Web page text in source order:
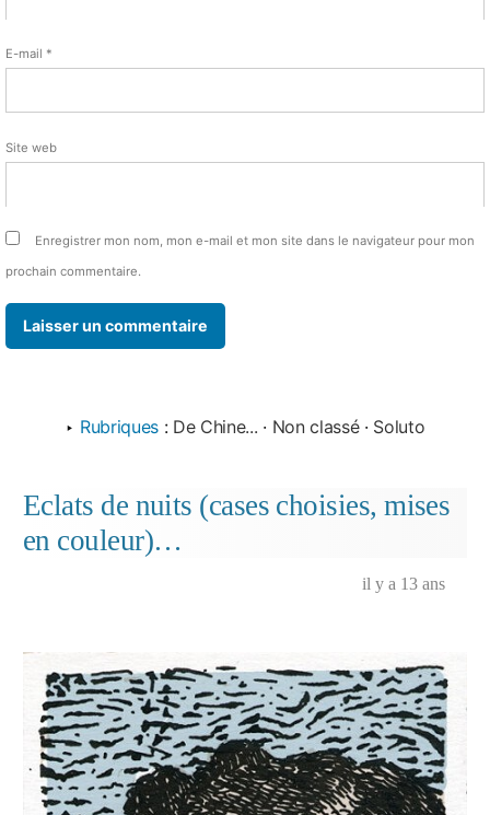
E-mail *
Site web
Enregistrer mon nom, mon e-mail et mon site dans le navigateur pour mon
prochain commentaire.
‣ Rubriques : De Chine... · Non classé· Soluto
Eclats de nuits (cases choisies, mises
en couleur)…
il y a 13 ans